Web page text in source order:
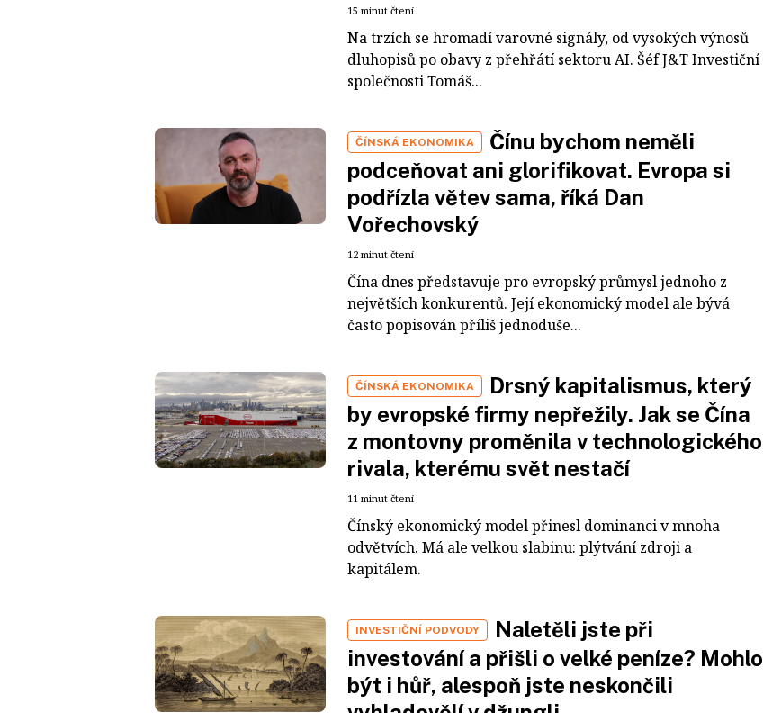
15 minut čtení
Na trzích se hromadí varovné signály, od vysokých výnosů
dluhopisů po obavy z přehřátí sektoru AI. Šéf J&T Investiční
společnosti Tomáš...
ČÍNSKÁ EKONOMIKA
Čínu bychom neměli
podceňovat ani glorifikovat. Evropa si
podřízla větev sama, říká Dan
Vořechovský
12 minut čtení
Čína dnes představuje pro evropský průmysl jednoho z
největších konkurentů. Její ekonomický model ale bývá
často popisován příliš jednoduše...
ČÍNSKÁ EKONOMIKA
Drsný kapitalismus, který
by evropské firmy nepřežily. Jak se Čína
z montovny proměnila v technologického
rivala, kterému svět nestačí
11 minut čtení
Čínský ekonomický model přinesl dominanci v mnoha
odvětvích. Má ale velkou slabinu: plýtvání zdroji a
kapitálem.
INVESTIČNÍ PODVODY
Naletěli jste při
investování a přišli o velké peníze? Mohlo
být i hůř, alespoň jste neskončili